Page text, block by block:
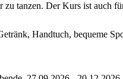
zu tanzen. Der Kurs ist auch
Handtuch, bequeme